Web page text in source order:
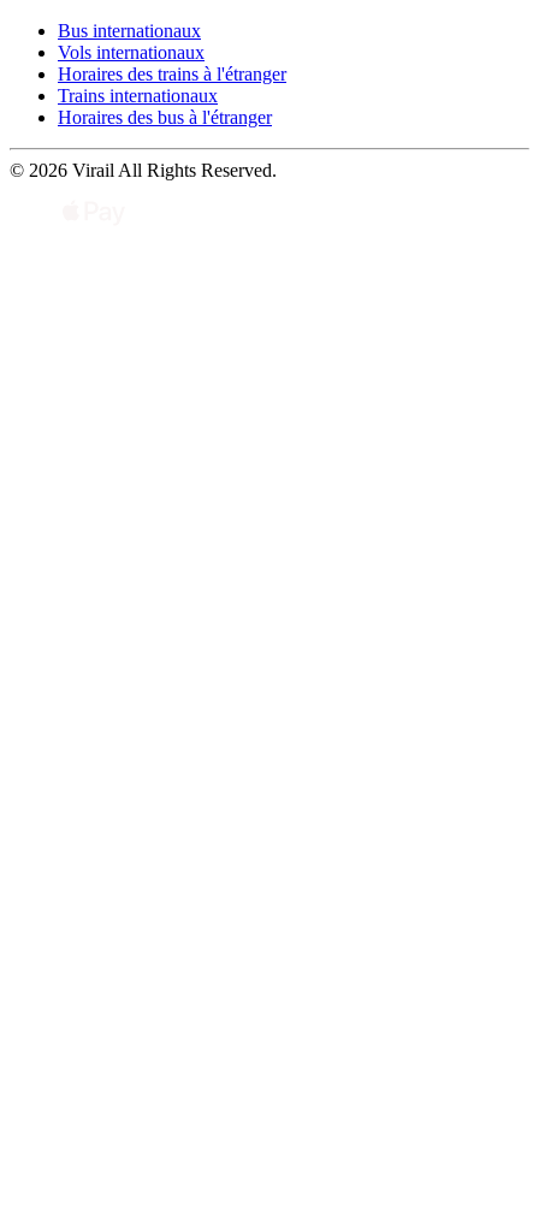
Bus internationaux
Vols internationaux
Horaires des trains à l'étranger
Trains internationaux
Horaires des bus à l'étranger
© 2026 Virail All Rights Reserved.